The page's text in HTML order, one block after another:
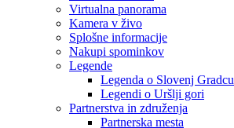
Virtualna panorama
Kamera v živo
Splošne informacije
Nakupi spominkov
Legende
Legenda o Slovenj Gradcu
Legendi o Uršlji gori
Partnerstva in združenja
Partnerska mesta